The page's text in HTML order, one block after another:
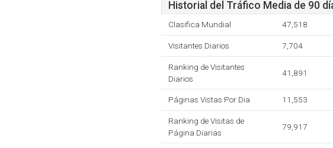
Historial del Tráfico Media de 90
Clasifica Mundial 47,518
Visitantes Diarios 7,704
Ranking de Visitantes
Diarios
41,891
Páginas Vistas Por Dia 11,553
Ranking de Visitas de
Página Diarias
79,917